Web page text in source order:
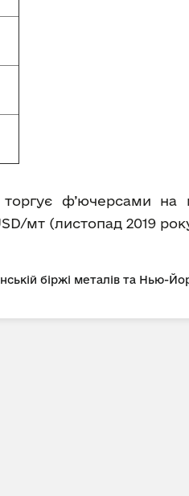
ф’ючерсами на
мт (листопад 2019
біржі металів та Нью-